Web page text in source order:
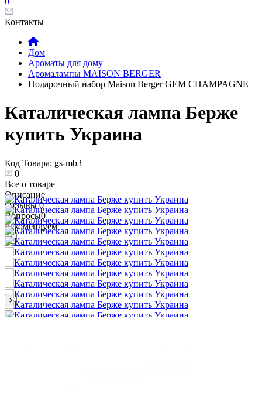
Контакты
Дом
Ароматы для дому
Аромалампы MAISON BERGER
Подарочный набор Maison Berger GEM CHAMPAGNE
Каталическая лампа Берже
купить Украина
Код Товара: gs-mb3
0
Все о товаре
Описание
Отзывы0
Вопросы0
Рекомендуем